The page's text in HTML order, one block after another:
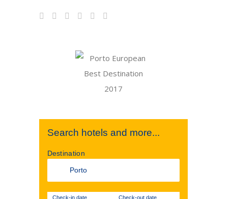
Search hotels and more...
Destination
Check-in date Check-out date